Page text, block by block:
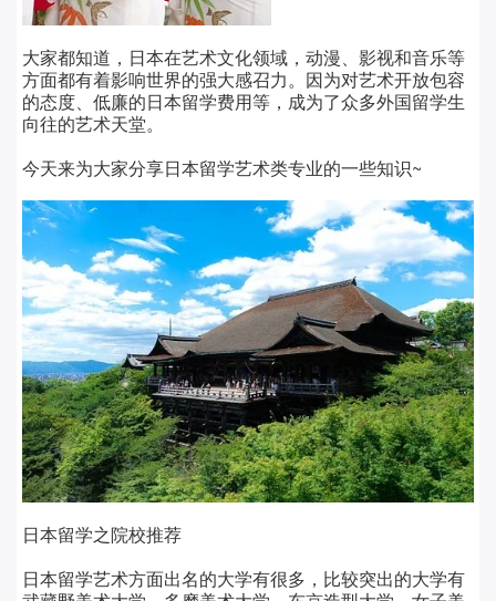
大家都知道，日本在艺术文化领域，动漫、影视和音乐等
方面都有着影响世界的强大感召力。因为对艺术开放包容
的态度、低廉的日本留学费用等，成为了众多外国留学生
向往的艺术天堂。
今天来为大家分享日本留学艺术类专业的一些知识~
日本留学之院校推荐
日本留学艺术方面出名的大学有很多，比较突出的大学有